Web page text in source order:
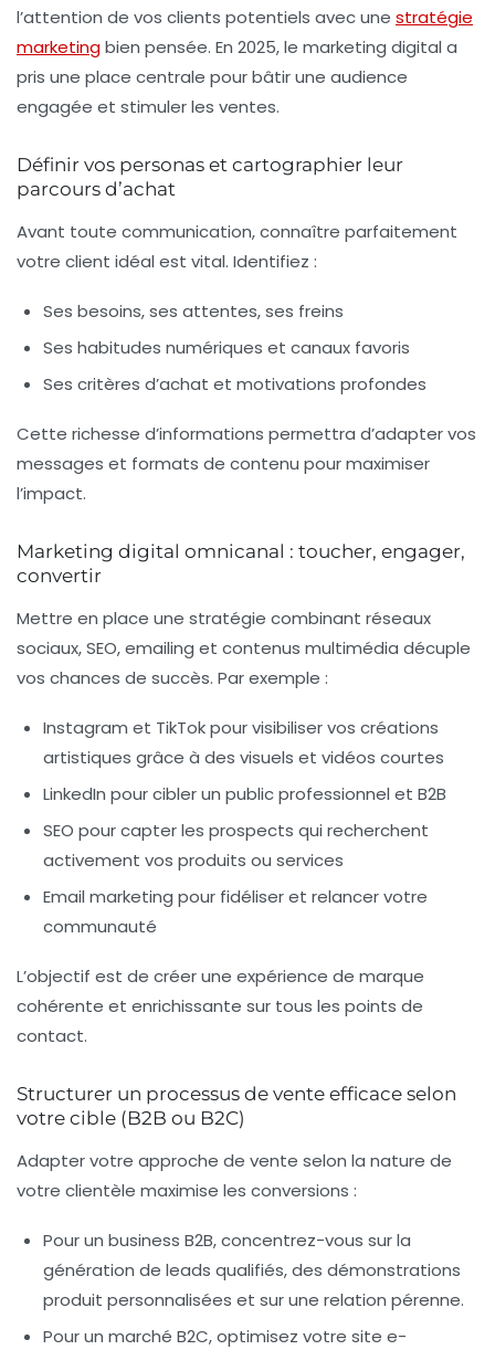
l’attention de vos clients potentiels avec une stratégie
marketingbien pensée. En 2025, le marketing digital a
pris une place centrale pour bâtir une audience
engagée et stimuler les ventes.
Définir vos personas et cartographier leur
parcours d’achat
Avant toute communication, connaître parfaitement
votre client idéal est vital. Identifiez :
Ses besoins, ses attentes, ses freins
Ses habitudes numériques et canaux favoris
Ses critères d’achat et motivations profondes
Cette richesse d’informations permettra d’adapter vos
messages et formats de contenu pour maximiser
l’impact.
Marketing digital omnicanal : toucher, engager,
convertir
Mettre en place une stratégie combinant réseaux
sociaux, SEO, emailing et contenus multimédia décuple
vos chances de succès. Par exemple :
Instagram et TikTokpour visibiliser vos créations
artistiques grâce à des visuels et vidéos courtes
LinkedIn pour cibler un public professionnel et B2B
SEO pour capter les prospects qui recherchent
activement vos produits ou services
Email marketing pour fidéliser et relancer votre
communauté
L’objectif est de créer une expérience de marque
cohérente et enrichissante sur tous les points de
contact.
Structurer un processus de vente efficace selon
votre cible (B2B ou B2C)
Adapter votre approche de vente selon la nature de
votre clientèle maximise les conversions :
Pour un business B2B, concentrez-vous sur la
génération de leads qualifiés, des démonstrations
produit personnalisées et sur une relation pérenne.
Pour un marché B2C, optimisez votre site e-